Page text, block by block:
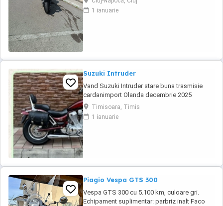
. Preț 1900 euro
1 ianuarie
Suzuki Intruder
Vand Suzuki Intruder stare buna trasmisie
cardanimport Olanda decembrie 2025
inmatriculat RO IN FEBRUARIE Nu raspund la
mesaje.Schimb cu ATV plus sau minus
diferenta
Timisoara, Timis
1 ianuarie
Piagio Vespa GTS 300
Vespa GTS 300 cu 5.100 km, culoare gri.
Echipament suplimentar: parbriz inalt Faco